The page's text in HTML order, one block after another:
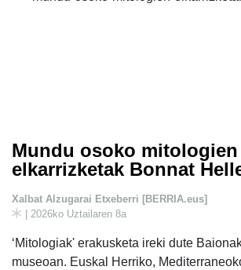
Mundu osoko mitologien
elkarrizketak Bonnat
Xalbat Alzugarai Etxeberri [BERRIA.eus]
| 2026ko Uztailaren 8a
‘Mitologiak' erakusketa ireki dute
museoan. Euskal Herriko,